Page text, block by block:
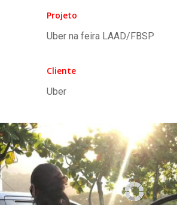
Projeto
Uber na feira LAAD/FBSP
Cliente
Uber